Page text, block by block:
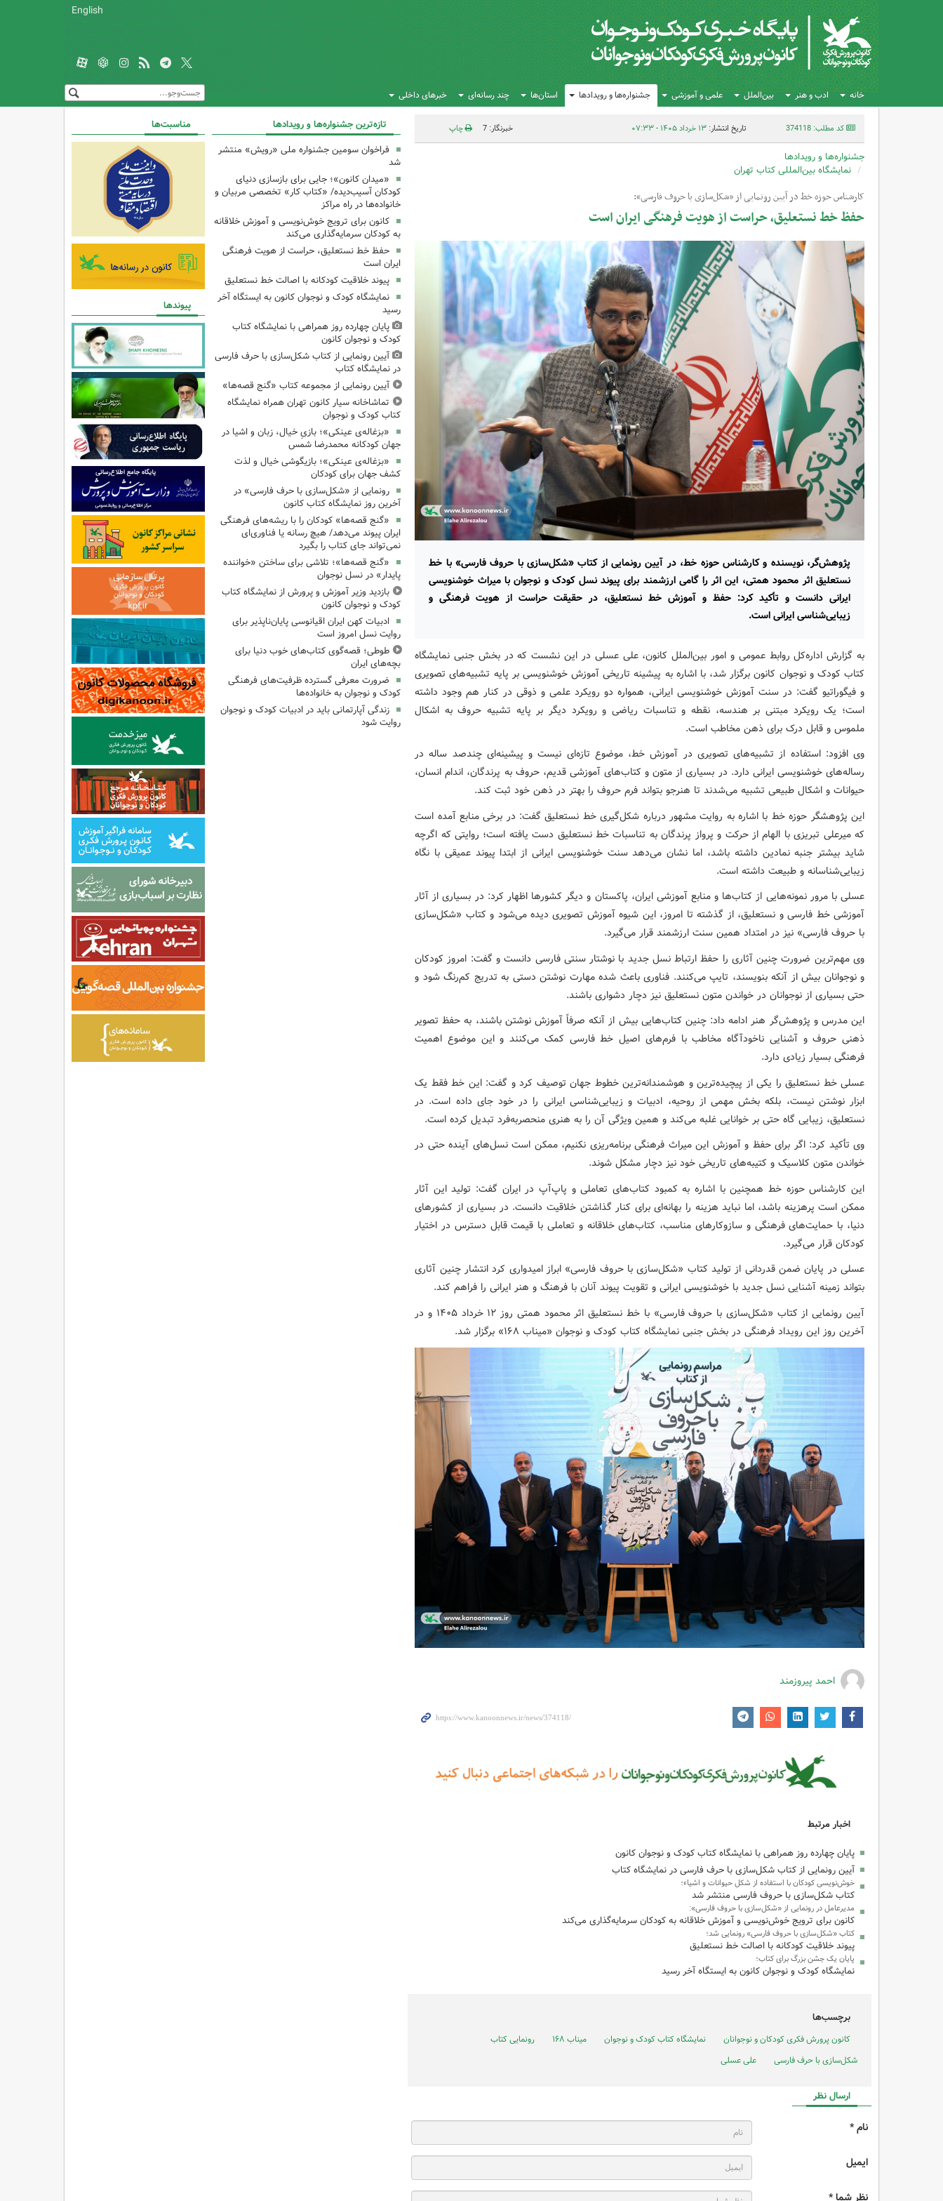
English
خانه ادب و هنر بین‌الملل علمی و آموزشی جشنواره‌ها و رویدادها استان‌ها چند رسانه‌ای خبرهای داخلی
کد مطلب: 374118 تاریخ انتشار:۱۳ خرداد ۱۴۰۵ - ۰۷:۳۳ خبرنگار: 7 چاپ
جشنواره‌ها و رویدادها
نمایشگاه بین‌المللی کتاب تهران
کارشناس حوزه خط در آیین رونمایی از «شکل‌سازی با حروف فارسی»:
حفظ خط نستعلیق، حراست از هویت فرهنگی ایران است
پژوهش‌گر، نویسنده و کارشناس حوزه خط، در آیین رونمایی از کتاب «شکل‌سازی با حروف فارسی» با خط
نستعلیق اثر محمود همتی، این اثر را گامی ارزشمند برای پیوند نسل کودک و نوجوان با میراث خوشنویسی
ایرانی دانست و تأکید کرد: حفظ و آموزش خط نستعلیق، در حقیقت حراست از هویت فرهنگی و
زیبایی‌شناسی ایرانی است.
به گزارش اداره‌کل روابط عمومی و امور بین‌الملل کانون، علی عسلی در این نشست که در بخش جنبی نمایشگاه
کتاب کودک و نوجوان کانون برگزار شد، با اشاره به پیشینه تاریخی آموزش خوشنویسی بر پایه تشبیه‌های تصویری
و فیگوراتیو گفت: در سنت آموزش خوشنویسی ایرانی، همواره دو رویکرد علمی و ذوقی در کنار هم وجود داشته
است؛ یک رویکرد مبتنی بر هندسه، نقطه و تناسبات ریاضی و رویکرد دیگر بر پایه تشبیه حروف به اشکال
ملموس و قابل درک برای ذهن مخاطب است.
وی افزود: استفاده از تشبیه‌های تصویری در آموزش خط، موضوع تازه‌ای نیست و پیشینه‌ای چندصد ساله در
رساله‌های خوشنویسی ایرانی دارد. در بسیاری از متون و کتاب‌های آموزشی قدیم، حروف به پرندگان، اندام انسان،
حیوانات و اشکال طبیعی تشبیه می‌شدند تا هنرجو بتواند فرم حروف را بهتر در ذهن خود ثبت کند.
این پژوهشگر حوزه خط با اشاره به روایت مشهور درباره شکل‌گیری خط نستعلیق گفت: در برخی منابع آمده است
که میرعلی تبریزی با الهام از حرکت و پرواز پرندگان به تناسبات خط نستعلیق دست یافته است؛ روایتی که اگرچه
شاید بیشتر جنبه نمادین داشته باشد، اما نشان می‌دهد سنت خوشنویسی ایرانی از ابتدا پیوند عمیقی با نگاه
زیبایی‌شناسانه و طبیعت داشته است.
عسلی با مرور نمونه‌هایی از کتاب‌ها و منابع آموزشی ایران، پاکستان و دیگر کشورها اظهار کرد: در بسیاری از آثار
آموزشی خط فارسی و نستعلیق، از گذشته تا امروز، این شیوه آموزش تصویری دیده می‌شود و کتاب «شکل‌سازی
با حروف فارسی» نیز در امتداد همین سنت ارزشمند قرار می‌گیرد.
وی مهم‌ترین ضرورت چنین آثاری را حفظ ارتباط نسل جدید با نوشتار سنتی فارسی دانست و گفت: امروز کودکان
و نوجوانان بیش از آنکه بنویسند، تایپ می‌کنند. فناوری باعث شده مهارت نوشتن دستی به تدریج کم‌رنگ شود و
حتی بسیاری از نوجوانان در خواندن متون نستعلیق نیز دچار دشواری باشند.
این مدرس و پژوهش‌گر هنر ادامه داد: چنین کتاب‌هایی بیش از آنکه صرفاً آموزش نوشتن باشند، به حفظ تصویر
ذهنی حروف و آشنایی ناخودآگاه مخاطب با فرم‌های اصیل خط فارسی کمک می‌کنند و این موضوع اهمیت
فرهنگی بسیار زیادی دارد.
عسلی خط نستعلیق را یکی از پیچیده‌ترین و هوشمندانه‌ترین خطوط جهان توصیف کرد و گفت: این خط فقط یک
ابزار نوشتن نیست، بلکه بخش مهمی از روحیه، ادبیات و زیبایی‌شناسی ایرانی را در خود جای داده است. در
نستعلیق، زیبایی گاه حتی بر خوانایی غلبه می‌کند و همین ویژگی آن را به هنری منحصربه‌فرد تبدیل کرده است.
وی تأکید کرد: اگر برای حفظ و آموزش این میراث فرهنگی برنامه‌ریزی نکنیم، ممکن است نسل‌های آینده حتی در
خواندن متون کلاسیک و کتیبه‌های تاریخی خود نیز دچار مشکل شوند.
این کارشناس حوزه خط همچنین با اشاره به کمبود کتاب‌های تعاملی و پاپ‌آپ در ایران گفت: تولید این آثار
ممکن است پرهزینه باشد، اما نباید هزینه را بهانه‌ای برای کنار گذاشتن خلاقیت دانست. در بسیاری از کشورهای
دنیا، با حمایت‌های فرهنگی و سازوکارهای مناسب، کتاب‌های خلاقانه و تعاملی با قیمت قابل دسترس در اختیار
کودکان قرار می‌گیرد.
عسلی در پایان ضمن قدردانی از تولید کتاب «شکل‌سازی با حروف فارسی» ابراز امیدواری کرد انتشار چنین آثاری
بتواند زمینه آشنایی نسل جدید با خوشنویسی ایرانی و تقویت پیوند آنان با فرهنگ و هنر ایرانی را فراهم کند.
آیین رونمایی از کتاب «شکل‌سازی با حروف فارسی» با خط نستعلیق اثر محمود همتی روز ۱۲ خرداد ۱۴۰۵ و در
آخرین روز این رویداد فرهنگی در بخش جنبی نمایشگاه کتاب کودک و نوجوان «میناب ۱۶۸» برگزار شد.
احمد پیروزمند
اخبار مرتبط
پایان چهارده روز همراهی با نمایشگاه کتاب کودک و نوجوان کانون
آیین رونمایی از کتاب شکل‌سازی با حرف فارسی در نمایشگاه کتاب
خوش‌نویسی کودکان با استفاده از شکل حیوانات و اشیاء؛
کتاب شکل‌سازی با حروف فارسی منتشر شد
مدیرعامل در رونمایی از «شکل‌سازی با حروف فارسی»:
کانون برای ترویج خوش‌نویسی و آموزش خلاقانه به کودکان سرمایه‌گذاری می‌کند
کتاب «شکل‌سازی با حروف فارسی» رونمایی شد؛
پیوند خلاقیت کودکانه با اصالت خط نستعلیق
پایان یک جشن بزرگ برای کتاب؛
نمایشگاه کودک و نوجوان کانون به ایستگاه آخر رسید
برچسب‌ها
کانون پرورش فکری کودکان و نوجوانان نمایشگاه کتاب کودک و نوجوان میناب ۱۶۸
رونمایی کتاب
شکل‌سازی با حرف فارسی
علی عسلی
ارسال نظر
نام *
ایمیل
نظر شما *
تازه‌ترین جشنواره‌ها و رویدادها
فراخوان سومین جشنواره ملی «رویش» منتشر
شد
«میدان کانون»؛ جایی برای بازسازی دنیای
کودکان آسیب‌دیده/ «کتاب کار» تخصصی مربیان و
خانواده‌ها در راه مراکز
کانون برای ترویج خوش‌نویسی و آموزش خلاقانه
به کودکان سرمایه‌گذاری می‌کند
حفظ خط نستعلیق، حراست از هویت فرهنگی
ایران است
پیوند خلاقیت کودکانه با اصالت خط نستعلیق
نمایشگاه کودک و نوجوان کانون به ایستگاه آخر
رسید
پایان چهارده روز همراهی با نمایشگاه کتاب
کودک و نوجوان کانون
آیین رونمایی از کتاب شکل‌سازی با حرف فارسی
در نمایشگاه کتاب
آیین رونمایی از مجموعه کتاب «گنج قصه‌ها»
تماشاخانه سیار کانون تهران همراه نمایشگاه
کتاب کودک و نوجوان
«بزغاله‌ی عینکی»؛ بازیِ خیال، زبان و اشیا در
جهان کودکانه محمدرضا شمس
«بزغاله‌ی عینکی»؛ بازیگوشی خیال و لذت
کشف جهان برای کودکان
رونمایی از «شکل‌سازی با حرف فارسی» در
آخرین روز نمایشگاه کتاب کانون
«گنج قصه‌ها» کودکان را با ریشه‌های فرهنگی
ایران پیوند می‌دهد/ هیچ رسانه یا فناوری‌ای
نمی‌تواند جای کتاب را بگیرد
«گنج قصه‌ها»؛ تلاشی برای ساختن «خواننده
پایدار» در نسل نوجوان
بازدید وزیر آموزش و پرورش از نمایشگاه کتاب
کودک و نوجوان کانون
ادبیات کهن ایران اقیانوسی پایان‌ناپذیر برای
روایت نسل امروز است
طوطی؛ قصه‌گوی کتاب‌های خوب دنیا برای
بچه‌های ایران
ضرورت معرفی گسترده ظرفیت‌های فرهنگی
کودک و نوجوان به خانواده‌ها
زندگی آپارتمانی باید در ادبیات کودک و نوجوان
روایت شود
مناسبت‌ها
پیوندها